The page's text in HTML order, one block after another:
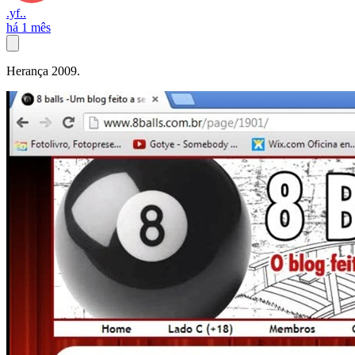
.yf..
há 1 mês
Herança 2009.